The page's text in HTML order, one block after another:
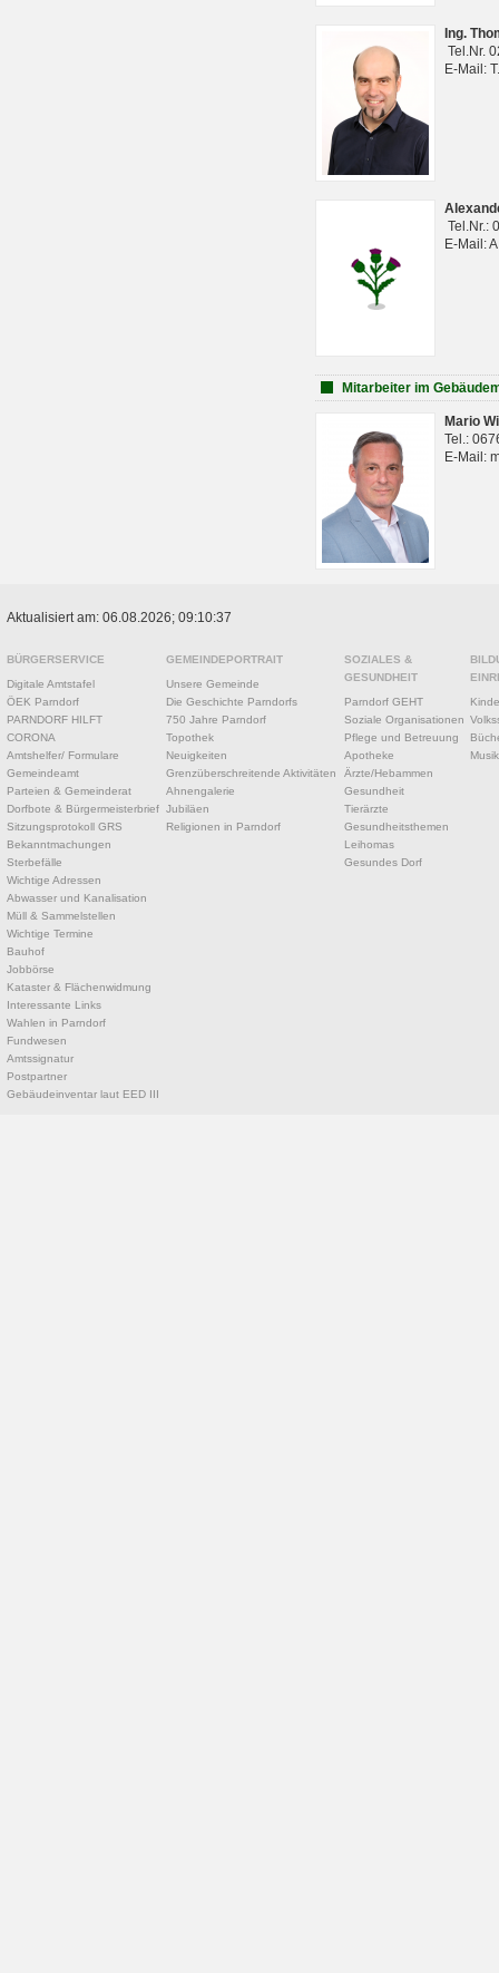
Ing.
Tel.Nr.
E-Mail:
Tel.Nr.:
E-Mail:
Mitarbeiter im
Mario
Tel.:
E-Mail:
Aktualisiert am: 06.08.2026; 09:10:37
BÜRGERSERVICE
Digitale Amtstafel
ÖEK Parndorf
PARNDORF HILFT
CORONA
Amtshelfer/ Formulare
Gemeindeamt
Parteien & Gemeinderat
Dorfbote & Bürgermeisterbrief
Sitzungsprotokoll GRS
Bekanntmachungen
Sterbefälle
Wichtige Adressen
Abwasser und Kanalisation
Müll & Sammelstellen
Wichtige Termine
Bauhof
Jobbörse
Kataster & Flächenwidmung
Interessante Links
Wahlen in Parndorf
Fundwesen
Amtssignatur
Postpartner
Gebäudeinventar laut EED III
GEMEINDEPORTRAIT
Unsere Gemeinde
Die Geschichte Parndorfs
750 Jahre Parndorf
Topothek
Neuigkeiten
Grenzüberschreitende Aktivitäten
Ahnengalerie
Jubiläen
Religionen in Parndorf
SOZIALES &
GESUNDHEIT
Parndorf GEHT
Soziale Organisationen
Pflege und Betreuung
Apotheke
Ärzte/Hebammen
Gesundheit
Tierärzte
Gesundheitsthemen
Leihomas
Gesundes Dorf